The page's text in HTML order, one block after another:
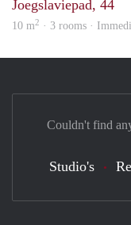
Joegslaviepad, 44
10 m2 · 3 rooms ·
Couldn't find
Studio's